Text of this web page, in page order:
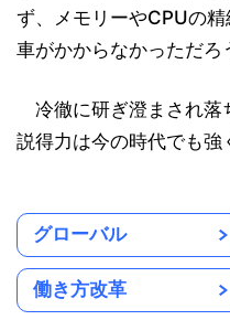
ず、メモリーやCPUの
車がかからなかっただろ
冷徹に研ぎ澄まされ落
説得力は今の時代でも強
グローバル
働き方改革